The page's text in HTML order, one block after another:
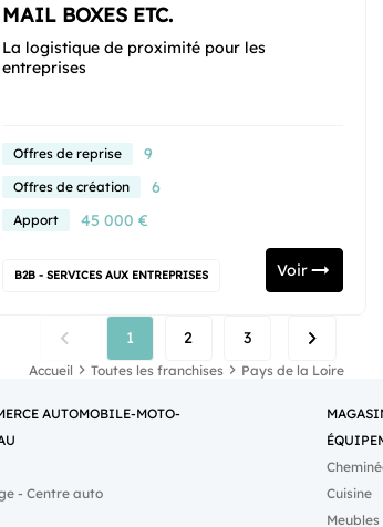
MAIL BOXES ETC.
La logistique de proximité pour les
entreprises
Offres de reprise 9
Offres de création 6
Apport 45 000 €
B2B - SERVICES AUX ENTREPRISES Voir
1 2 3
Accueil Toutes les franchises Pays de la Loire
AUTOMOBILE-MOTO-
- Centre auto
Cuisine
Meubles